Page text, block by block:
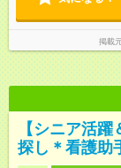
掲載
【シニア活
探し＊看護助